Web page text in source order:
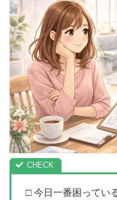
□ 今日一番困ってい